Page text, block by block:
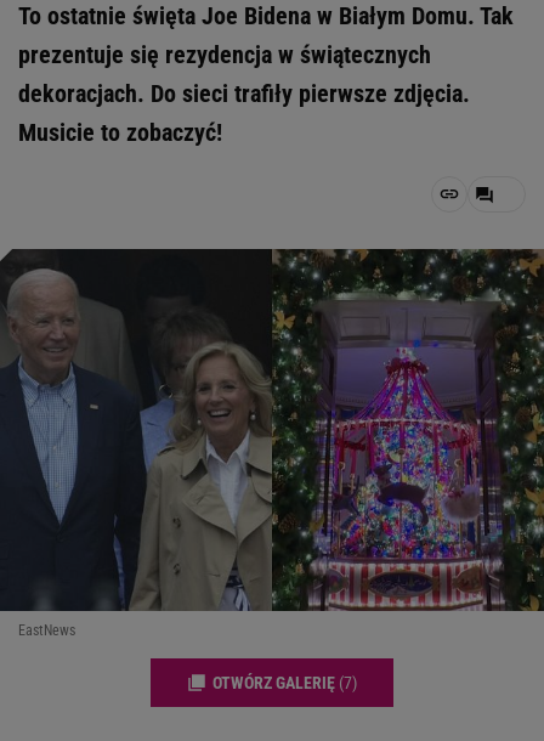
To ostatnie święta Joe Bidena w Białym Domu. Tak
prezentuje się rezydencja w świątecznych
dekoracjach. Do sieci trafiły pierwsze zdjęcia.
Musicie to zobaczyć!
EastNews
OTWÓRZ GALERIĘ (7)